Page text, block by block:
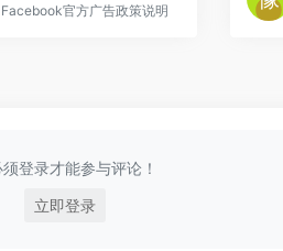
Facebook官方广告政策说明
登录才能参与评论！
立即登录